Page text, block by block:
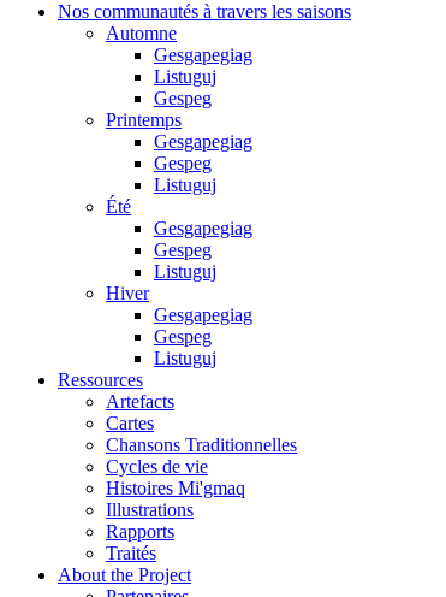
Nos communautés à travers les saisons
Automne
Gesgapegiag
Listuguj
Gespeg
Printemps
Gesgapegiag
Gespeg
Listuguj
Été
Gesgapegiag
Gespeg
Listuguj
Hiver
Gesgapegiag
Gespeg
Listuguj
Ressources
Artefacts
Cartes
Chansons Traditionnelles
Cycles de vie
Histoires Mi'gmaq
Illustrations
Rapports
Traités
About the Project